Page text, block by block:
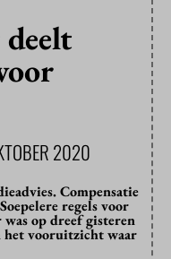
2020
Compensatie
regels voor
op dreef gisteren
het vooruitzicht waar